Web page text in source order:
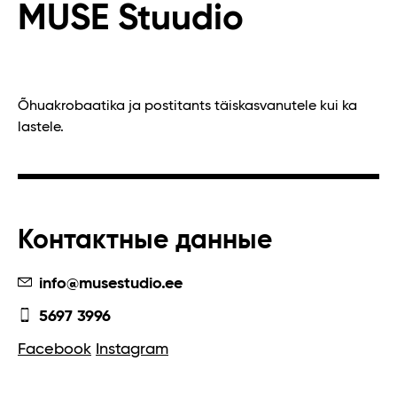
MUSE Stuudio
Õhuakrobaatika ja postitants täiskasvanutele kui ka
lastele.
Контактные данные
info@musestudio.ee
5697 3996
Facebook Instagram